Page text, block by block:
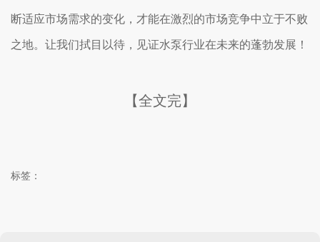
断适应市场需求的变化，才能在激烈的市场竞争中立于不败
之地。让我们拭目以待，见证水泵行业在未来的蓬勃发展！
【全文完】
标签：